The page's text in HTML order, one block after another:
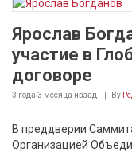
Ярослав
участие в
договоре
3 года 3 месяца назад By
В преддверии
Организацией